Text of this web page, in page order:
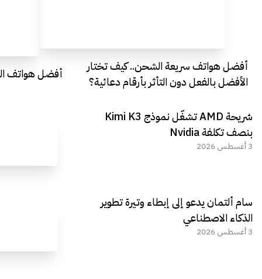
أفضل هواتف سريعة الشحن.. كيف تختار
الأفضل بالفعل دون التأثر بأرقام دعائية؟
أفضل هواتف
شريحة AMD تشغّل نموذج Kimi K3
بنصف تكلفة Nvidia
3 أغسطس 2026
سام ألتمان يدعو إلى إبطاء وتيرة تطوير
الذكاء الاصطناعي
3 أغسطس 2026